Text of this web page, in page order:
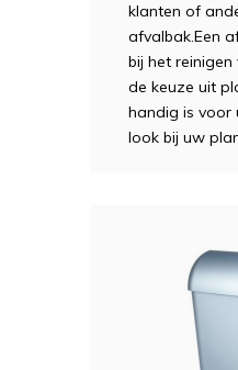
klanten of
afvalbak.Een
bij het
de keuze uit
handig is voor
look bij uw